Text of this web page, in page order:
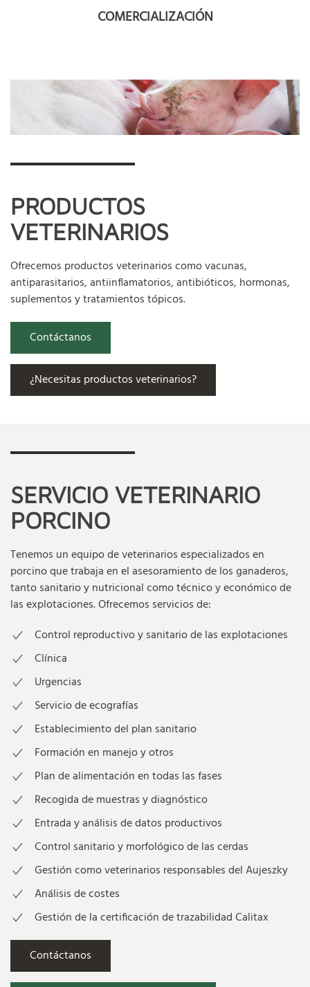
COMERCIALIZACIÓN
PRODUCTOS
VETERINARIOS
Ofrecemos productos veterinarios como vacunas,
antiparasitarios, antiinflamatorios, antibióticos, hormonas,
suplementos y tratamientos tópicos.
Contáctanos
¿Necesitas productos veterinarios?
SERVICIO VETERINARIO
PORCINO
Tenemos un equipo de veterinarios especializados en
porcino que trabaja en el asesoramiento de los ganaderos,
tanto sanitario y nutricional como técnico y económico de
las explotaciones. Ofrecemos servicios de:
Control reproductivo y sanitario de las explotaciones
Clínica
Urgencias
Servicio de ecografías
Establecimiento del plan sanitario
Formación en manejo y otros
Plan de alimentación en todas las fases
Recogida de muestras y diagnóstico
Entrada y análisis de datos productivos
Control sanitario y morfológico de las cerdas
Gestión como veterinarios responsables del Aujeszky
Análisis de costes
Gestión de la certificación de trazabilidad Calitax
Contáctanos